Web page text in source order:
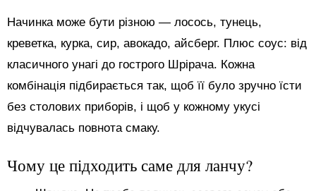
Начинка може бути різною — лосось, тунець,
креветка, курка, сир, авокадо, айсберг. Плюс соус: від
класичного унагі до гострого Шрірача. Кожна
комбінація підбирається так, щоб її було зручно їсти
без столових приборів, і щоб у кожному укусі
відчувалась повнота смаку.
Чому це підходить саме для ланчу?